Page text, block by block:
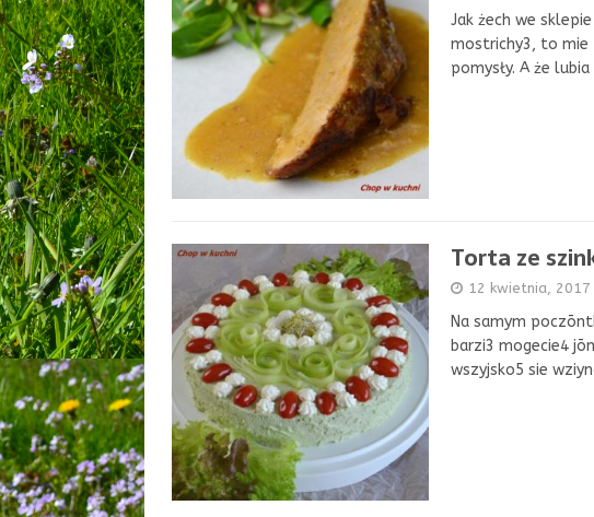
Jak żech we
mostrichy3, to mie
pomysły. A że
Torta ze
12 kwietnia, 2017
Na samym
barzi3 mogecie4
wszyjsko5 sie